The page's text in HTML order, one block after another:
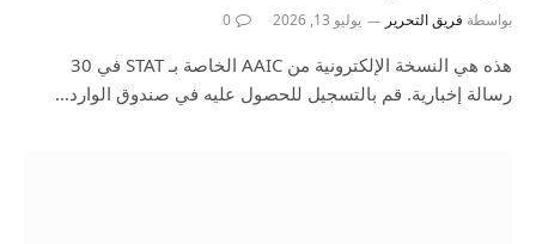
بواسطة فريق التحرير يوليو 13, 2026 0
هذه هي النسخة الإلكترونية من AAIC الخاصة بـ STAT في 30
رسالة إخبارية. قم بالتسجيل للحصول عليه في صندوق الوارد…